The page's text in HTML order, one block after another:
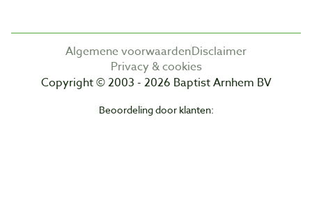
Algemene voorwaardenDisclaimer
Privacy & cookies
Copyright © 2003 - 2026 Baptist Arnhem BV
Beoordeling door klanten: